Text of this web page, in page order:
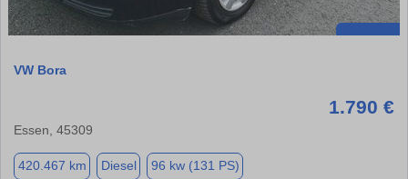
VW Bora
1.790 €
Essen, 45309
420.467 km Diesel 96 kw (131 PS)